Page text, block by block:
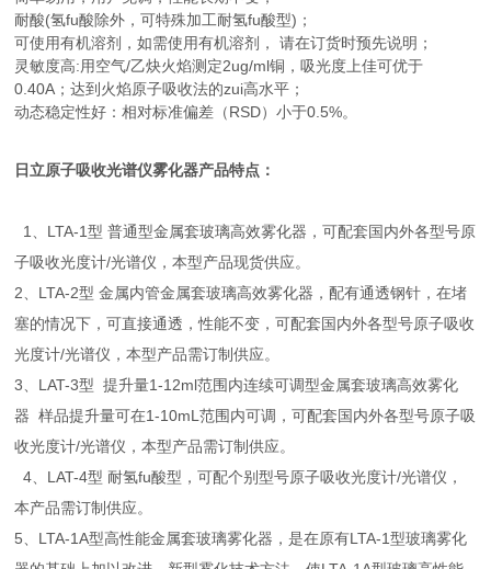
耐酸(氢fu酸除外，可特殊加工耐氢fu酸型)；
可使用有机溶剂，如需使用有机溶剂， 请在订货时预先说明；
灵敏度高:用空气/乙炔火焰测定2ug/ml铜，吸光度上佳可优于
0.40A；达到火焰原子吸收法的zui高水平；
动态稳定性好：相对标准偏差（RSD）小于0.5%。
日立原子吸收光谱仪雾化器产品特点：
1、LTA-1型 普通型金属套玻璃高效雾化器，可配套国内外各型号原
子吸收光度计/光谱仪，本型产品现货供应。
2、LTA-2型 金属内管金属套玻璃高效雾化器，配有通透钢针，在堵
塞的情况下，可直接通透，性能不变，可配套国内外各型号原子吸收
光度计/光谱仪，本型产品需订制供应。
3、LAT-3型 提升量1-12ml范围内连续可调型金属套玻璃高效雾化
器 样品提升量可在1-10mL范围内可调，可配套国内外各型号原子吸
收光度计/光谱仪，本型产品需订制供应。
4、LAT-4型 耐氢fu酸型，可配个别型号原子吸收光度计/光谱仪，
本产品需订制供应。
5、LTA-1A型高性能金属套玻璃雾化器，是在原有LTA-1型玻璃雾化